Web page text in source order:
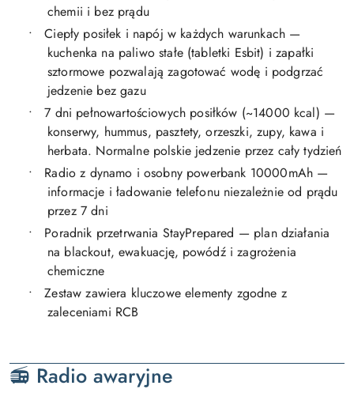
chemii i bez prądu
•
Ciepły posiłek i napój w każdych warunkach —
kuchenka na paliwo stałe (tabletki Esbit) i zapałki
sztormowe pozwalają zagotować wodę i podgrzać
jedzenie bez gazu
•
7 dni pełnowartościowych posiłków (~14000 kcal) —
konserwy, hummus, pasztety, orzeszki, zupy, kawa i
herbata. Normalne polskie jedzenie przez cały tydzień
•
Radio z dynamo i osobny powerbank 10000mAh —
informacje i ładowanie telefonu niezależnie od prądu
przez 7 dni
•
Poradnik przetrwania StayPrepared — plan działania
na blackout, ewakuację, powódź i zagrożenia
chemiczne
•
Zestaw zawiera kluczowe elementy zgodne z
zaleceniami RCB
📻 Radio awaryjne